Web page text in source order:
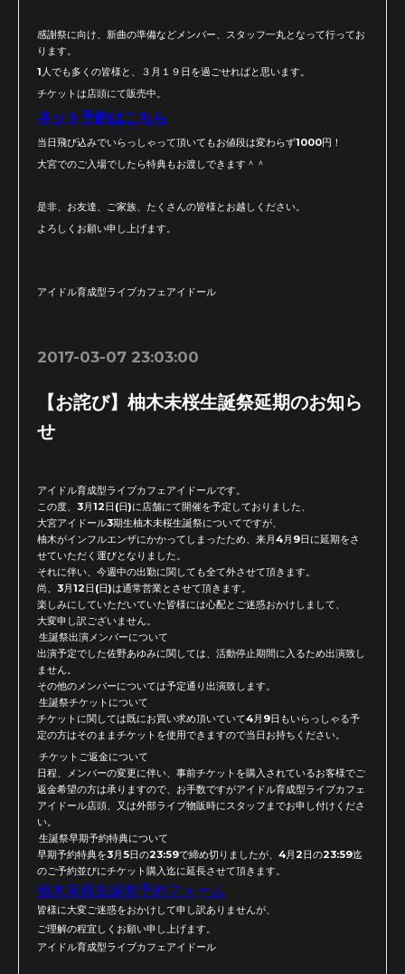
感謝祭に向け、新曲の準備などメンバー、スタッフ一丸となって行ってお
ります。
1人でも多くの皆様と、３月１９日を過ごせればと思います。
チケットは店頭にて販売中。
ネット予約はこちら
当日飛び込みでいらっしゃって頂いてもお値段は変わらず1000円！
大宮でのご入場でしたら特典もお渡しできます＾＾
是非、お友達、ご家族、たくさんの皆様とお越しください。
よろしくお願い申し上げます。
アイドル育成型ライブカフェアイドール
2017-03-07 23:03:00
【お詫び】柚木未桜生誕祭延期のお知ら
せ
アイドル育成型ライブカフェアイドールです。
この度、3月12日(日)に店舗にて開催を予定しておりました、
大宮アイドール3期生柚木未桜生誕祭についてですが、
柚木がインフルエンザにかかってしまったため、来月4月9日に延期をさ
せていただく運びとなりました。
それに伴い、今週中の出勤に関しても全て外させて頂きます。
尚、3月12日(日)は通常営業とさせて頂きます。
楽しみにしていただいていた皆様には心配とご迷惑おかけしまして、
大変申し訳ございません。
生誕祭出演メンバーについて
出演予定でした佐野あゆみに関しては、 活動停止期間に入るため出演致し
ません。
その他のメンバーについては予定通り出演致します。
生誕祭チケットについて
チケットに関しては既にお買い求め頂いていて4月9日もいらっしゃる予
定の方はそのままチケッ トを使用できますので当日お持ちください。
チケットご返金について
日程、メンバーの変更に伴い、 事前チケットを購入されているお客様でご
返金希望の方は承りますので、お手数ですがアイドル育成型ライブカフェ
アイドール店頭、 又は外部ライブ物販時にスタッフまでお申し付けくださ
い。
生誕祭早期予約特典について
早期予約特典を3月5日の23:59で締め切りましたが、 4月2日の23:59迄
のご予約並びにチケット購入迄に延長させて頂きます。
柚木未桜生誕祭予約フォーム
皆様に大変ご迷惑をおかけして申し訳ありませんが、
ご理解の程宜しくお願い申し上げます。
アイドル育成型ライブカフェアイドール